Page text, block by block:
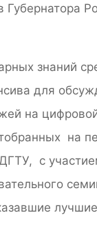
знаний
для
на
на
с